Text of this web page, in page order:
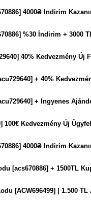
4000₴ Indirim
%30 İndirim + 3000
40% Kedvezmény Új
+ 40%
+ Ingyenes
100€ Kedvezmény Új
4000₴ Indirim
[acs670886] + 1500TL
[ACW696499] | 1.500